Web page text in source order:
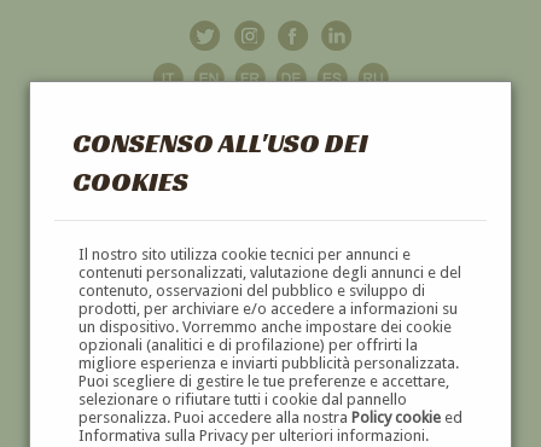
CONSENSO ALL'USO DEI
COOKIES
Il nostro sito utilizza cookie tecnici per annunci e
contenuti personalizzati, valutazione degli annunci e del
contenuto, osservazioni del pubblico e sviluppo di
prodotti, per archiviare e/o accedere a informazioni su
un dispositivo. Vorremmo anche impostare dei cookie
opzionali (analitici e di profilazione) per offrirti la
migliore esperienza e inviarti pubblicità personalizzata.
Puoi scegliere di gestire le tue preferenze e accettare,
selezionare o rifiutare tutti i cookie dal pannello
personalizza. Puoi accedere alla nostra Policy cookieed
Informativa sulla Privacy per ulteriori informazioni.
GALLERIAD'ARTE
DIPINTI E SCULTURE '800 E '900